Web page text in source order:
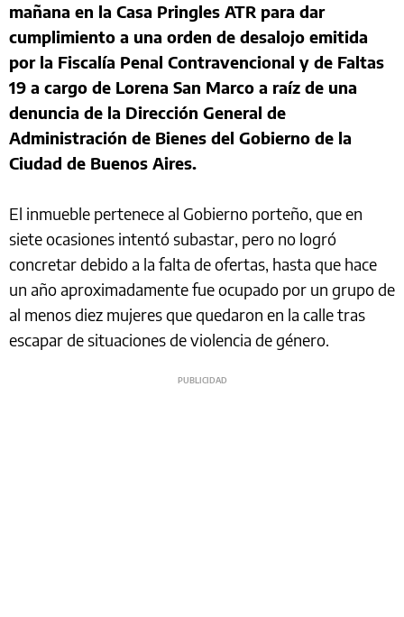
mañana en la Casa Pringles ATR para dar
cumplimiento a una orden de desalojo emitida
por la Fiscalía Penal Contravencional y de Faltas
19 a cargo de Lorena San Marco a raíz de una
denuncia de la Dirección General de
Administración de Bienes del Gobierno de la
Ciudad de Buenos Aires.
El inmueble pertenece al Gobierno porteño, que en
siete ocasiones intentó subastar, pero no logró
concretar debido a la falta de ofertas, hasta que hace
un año aproximadamente fue ocupado por un grupo de
al menos diez mujeres que quedaron en la calle tras
escapar de situaciones de violencia de género.